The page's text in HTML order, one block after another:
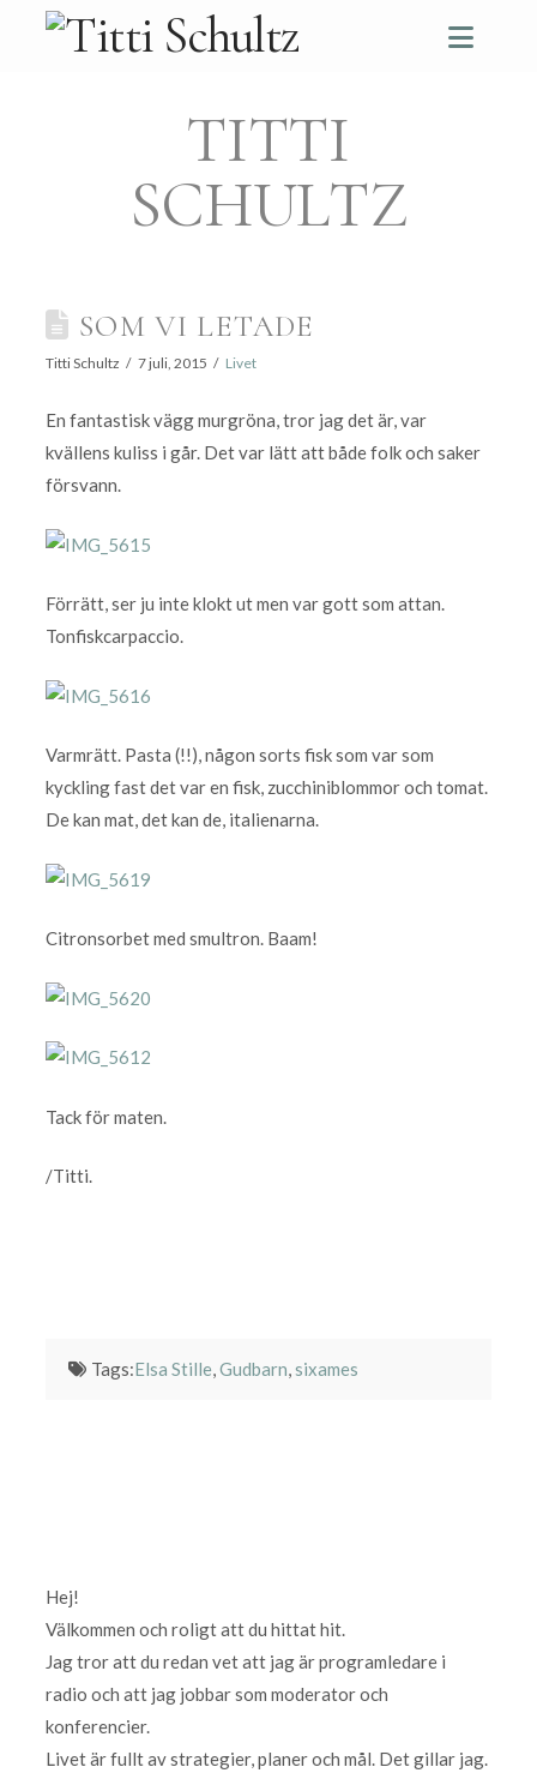
TITTI
SCHULTZ
SOM VI LETADE
Titti Schultz 7 juli, 2015 Livet
En fantastisk vägg murgröna, tror jag det är, var
kvällens kuliss i går. Det var lätt att både folk och saker
försvann.
Förrätt, ser ju inte klokt ut men var gott som attan.
Tonfiskcarpaccio.
Varmrätt. Pasta (!!), någon sorts fisk som var som
kyckling fast det var en fisk, zucchiniblommor och tomat.
De kan mat, det kan de, italienarna.
Citronsorbet med smultron. Baam!
Tack för maten.
/Titti.
Tags:Elsa Stille ,Gudbarn ,sixames
Hej!
Välkommen och roligt att du hittat hit.
Jag tror att du redan vet att jag är programledare i
radio och att jag jobbar som moderator och
konferencier.
Livet är fullt av strategier, planer och mål. Det gillar jag.